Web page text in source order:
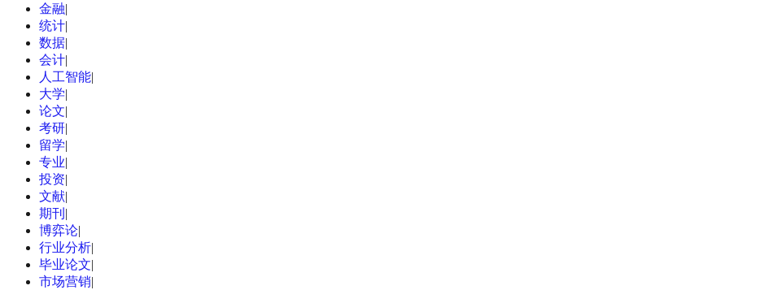
金融|
统计|
数据|
会计|
人工智能|
大学|
论文|
考研|
留学|
专业|
投资|
文献|
期刊 |
博弈论|
行业分析|
毕业论文|
市场营销|